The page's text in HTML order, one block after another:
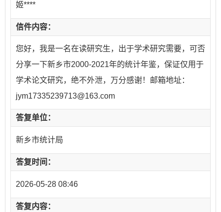
姬****
信件内容：
您好，我是一名在读研究生，出于学术研究需要，可否
分享一下新乡市2000-2021年的统计年鉴，保证仅用于
学术论文研究，绝不外泄，万分感谢！邮箱地址：
jym17335239713@163.com
答复单位：
新乡市统计局
答复时间：
2026-05-28 08:46
答复内容：